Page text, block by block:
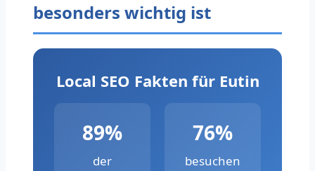
besonders wichtig ist
Local SEO Fakten für Eutin
89%
der
76%
besuchen